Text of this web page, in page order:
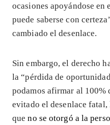
ocasiones apoyándose en
puede saberse con
cambiado el desenlace.
Sin embargo, el derecho
la “pérdida de
podamos afirmar al 100%
evitado el desenlace
queno se otorgó a la